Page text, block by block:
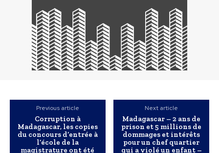
Previous article
Corruption à
Madagascar, les copies
du concours d’entrée à
l’école de la
magistrature ont été
Next article
Madagascar – 2 ans de
prison et 5 millions de
dommages et intérêts
pour un chef quartier
qui a violé un enfant –